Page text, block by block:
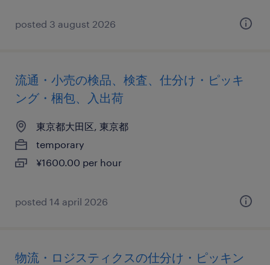
posted 3 august 2026
流通・小売の検品、検査、仕分け・ピッキ
ング・梱包、入出荷
東京都大田区, 東京都
temporary
¥1600.00 per hour
posted 14 april 2026
物流・ロジスティクスの仕分け・ピッキン